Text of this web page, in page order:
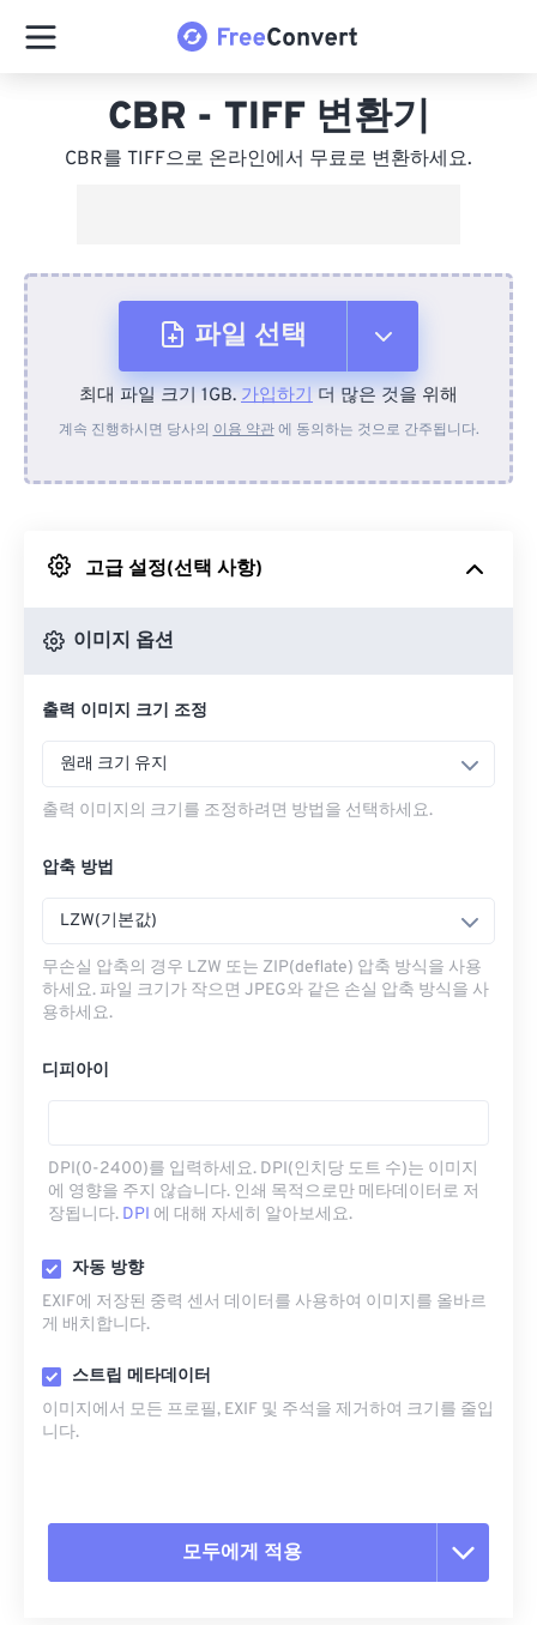
CBR - TIFF 변환기
CBR를 TIFF으로 온라인에서 무료로 변환하세요.
파일 선택
장치에서
Google 드라이브에서
최대 파일 크기 1GB. 가입하기 더 많은 것을 위해
계속 진행하시면 당사의 이용 약관에 동의하는 것으로 간주됩니다.
고급 설정(선택 사항)
이미지 옵션
출력 이미지 크기 조정
원래 크기 유지
출력 이미지의 크기를 조정하려면 방법을 선택하세요.
압축 방법
LZW(기본값)
무손실 압축의 경우 LZW 또는 ZIP(deflate) 압축 방식을 사용
하세요. 파일 크기가 작으면 JPEG와 같은 손실 압축 방식을 사
용하세요.
디피아이
DPI(0-2400)를 입력하세요. DPI(인치당 도트 수)는 이미지
에 영향을 주지 않습니다. 인쇄 목적으로만 메타데이터로 저
장됩니다. DPI 에 대해 자세히 알아보세요.
자동 방향
EXIF에 저장된 중력 센서 데이터를 사용하여 이미지를 올바르
게 배치합니다.
스트립 메타데이터
이미지에서 모든 프로필, EXIF ​​및 주석을 제거하여 크기를 줄입
니다.
모두에게 적용